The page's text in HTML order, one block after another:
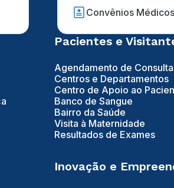
Convênios Médicos
Pacientes e
Agendamento de
Centros e Departamentos
Centro de Apoio ao
Banco de Sangue
Bairro da Saúde
Visita à Maternidade
Resultados de Exames
Inovação e